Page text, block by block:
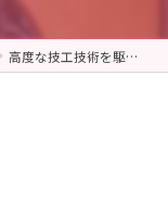
高度な技工技術を駆使した治療